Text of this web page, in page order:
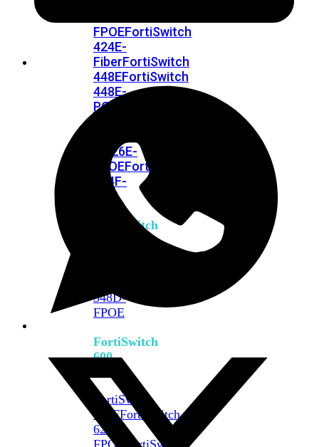
FPOEFortiSwitch
424E-
FiberFortiSwitch
448EFortiSwitch
448E-
POE
M426E-
FPOEFortiSwitchRugged
424F-
POE
FortiSwitch
548D-
FPOE
FortiSwitch
600
FortiSwitch
624FFortiSwitch
624F-
FPOE
FortiSwitch